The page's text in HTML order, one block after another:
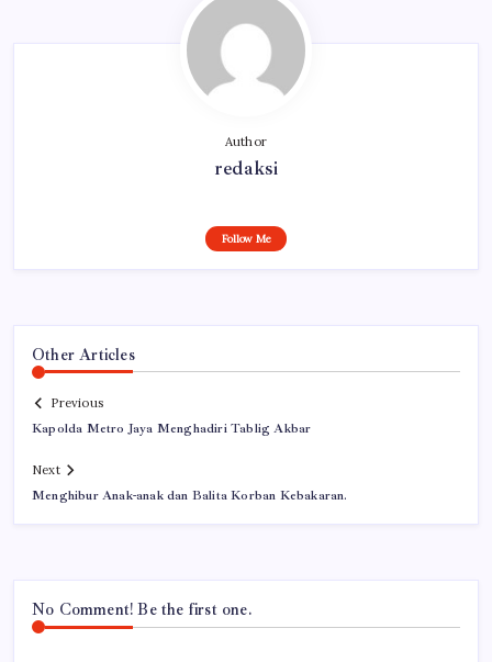
Author
redaksi
Follow Me
Other Articles
Previous
Kapolda Metro Jaya Menghadiri Tablig Akbar
Next
Menghibur Anak-anak dan Balita Korban Kebakaran.
No Comment! Be the first one.